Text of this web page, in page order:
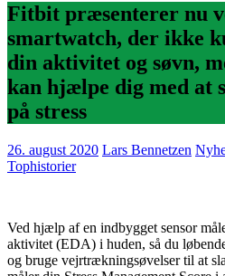
Fitbit præsenterer nu
smartwatch, der ikke
din aktivitet og søvn,
kan hjælpe dig med at
på stress
26. august 2020 Lars Bennetzen
Tophistorier
Ved hjælp af en indbygget sensor
aktivitet (EDA) i huden, så du
og bruge vejrtrækningsøvelser til at